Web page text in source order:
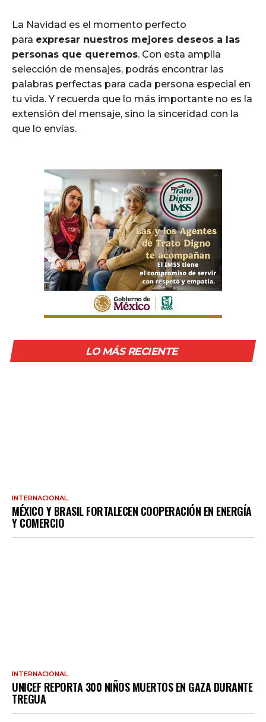
La Navidad es el momento perfecto
para expresar nuestros mejores deseos a las
personas que queremos. Con esta amplia
selección de mensajes, podrás encontrar las
palabras perfectas para cada persona especial en
tu vida. Y recuerda que lo más importante no es la
extensión del mensaje, sino la sinceridad con la
que lo envías.
LO MÁS RECIENTE
INTERNACIONAL
MÉXICO Y BRASIL FORTALECEN COOPERACIÓN EN ENERGÍA
Y COMERCIO
INTERNACIONAL
UNICEF REPORTA 300 NIÑOS MUERTOS EN GAZA DURANTE
TREGUA